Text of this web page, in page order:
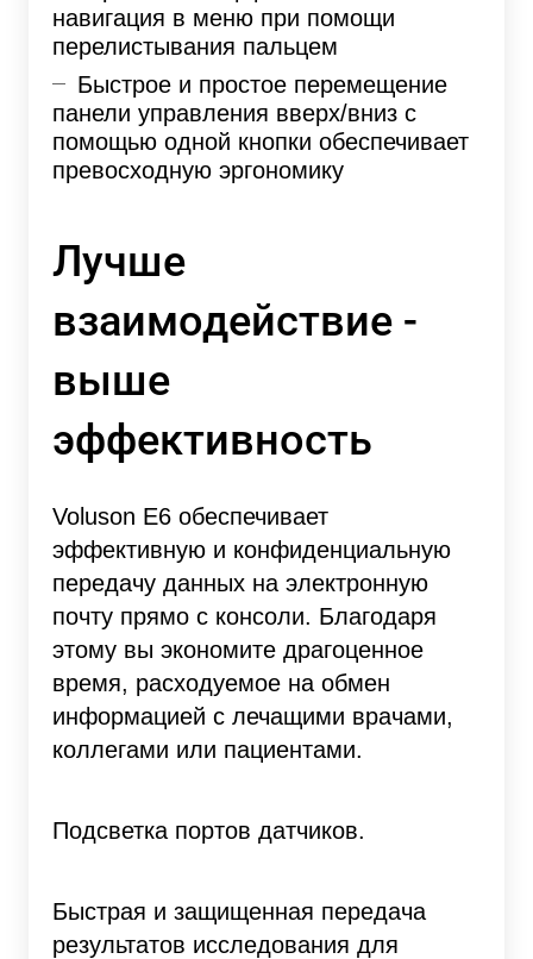
навигация в меню при помощи
перелистывания пальцем
Быстрое и простое перемещение
панели управления вверх/вниз с
помощью одной кнопки обеспечивает
превосходную эргономику
Лучше
взаимодействие -
выше
эффективность
Voluson E6 обеспечивает
эффективную и конфиденциальную
передачу данных на электронную
почту прямо с консоли. Благодаря
этому вы экономите драгоценное
время, расходуемое на обмен
информацией с лечащими врачами,
коллегами или пациентами.
Подсветка портов датчиков.
Быстрая и защищенная передача
результатов исследования для